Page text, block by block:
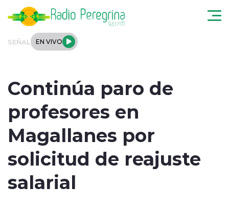
SEÑAL EN VIVO
Podcast
Internacional
Continúa paro de
profesores en
Magallanes por
solicitud de reajuste
salarial